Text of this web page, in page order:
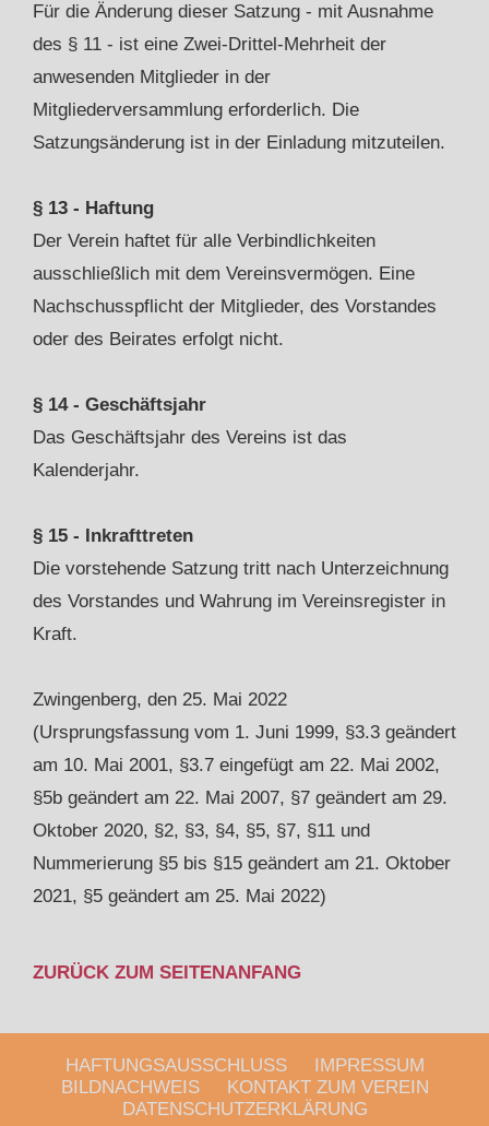
Für die Änderung dieser Satzung - mit Ausnahme
des § 11 - ist eine Zwei-Drittel-Mehrheit der
anwesenden Mitglieder in der
Mitgliederversammlung erforderlich. Die
Satzungsänderung ist in der Einladung mitzuteilen.
§ 13 - Haftung
Der Verein haftet für alle Verbindlichkeiten
ausschließlich mit dem Vereinsvermögen. Eine
Nachschusspflicht der Mitglieder, des Vorstandes
oder des Beirates erfolgt nicht.
§ 14 - Geschäftsjahr
Das Geschäftsjahr des Vereins ist das
Kalenderjahr.
§ 15 - Inkrafttreten
Die vorstehende Satzung tritt nach Unterzeichnung
des Vorstandes und Wahrung im Vereinsregister in
Kraft.
Zwingenberg, den 25. Mai 2022
(Ursprungsfassung vom 1. Juni 1999, §3.3 geändert
am 10. Mai 2001, §3.7 eingefügt am 22. Mai 2002,
§5b geändert am 22. Mai 2007, §7 geändert am 29.
Oktober 2020, §2, §3, §4, §5, §7, §11 und
Nummerierung §5 bis §15 geändert am 21. Oktober
2021, §5 geändert am 25. Mai 2022)
ZURÜCK ZUM SEITENANFANG
HAFTUNGSAUSSCHLUSS
IMPRESSUM
BILDNACHWEIS
KONTAKT ZUM VEREIN
DATENSCHUTZERKLÄRUNG